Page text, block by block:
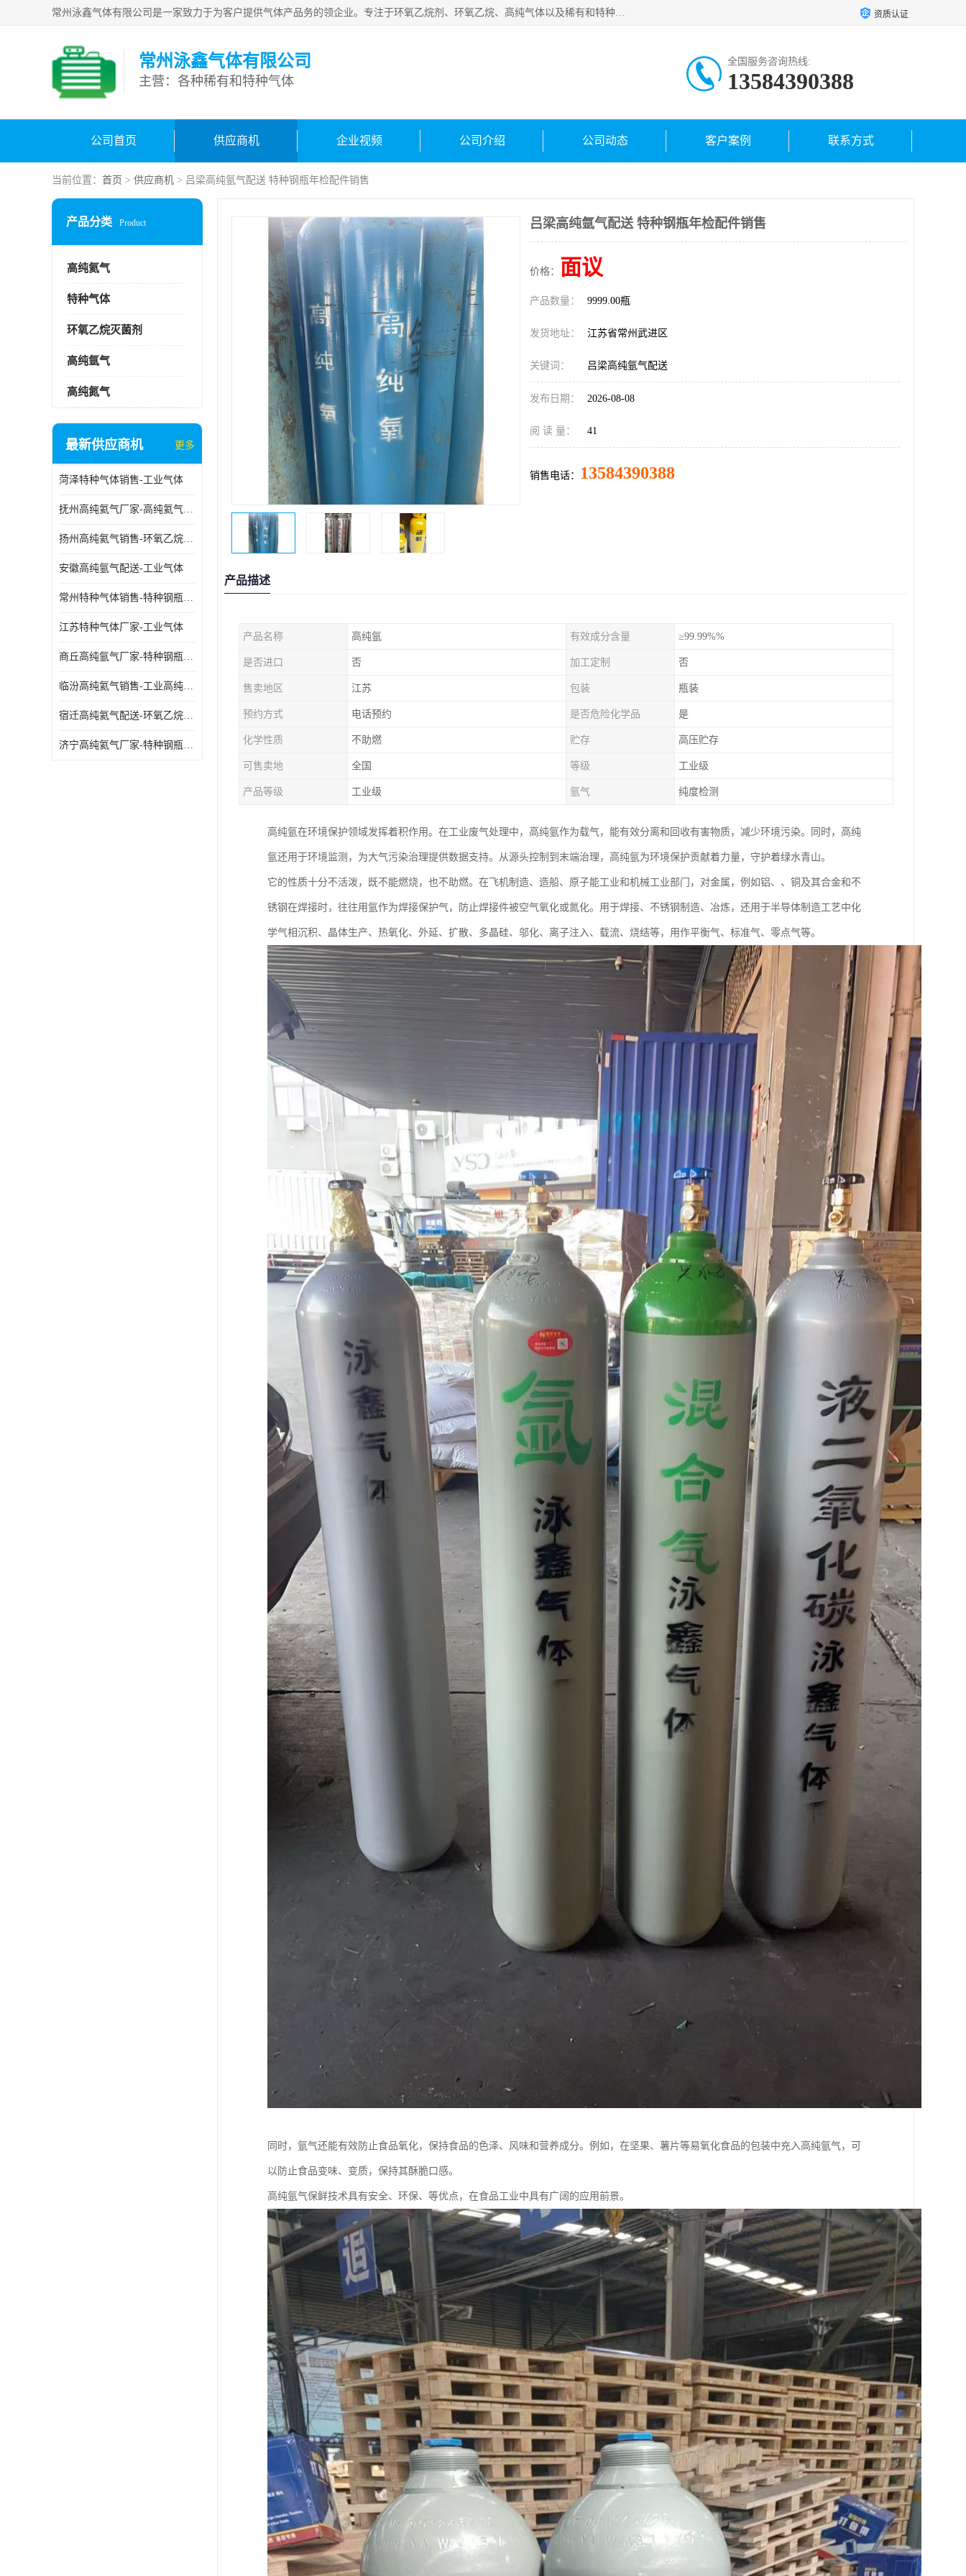
常州泳鑫气体有限公司是一家致力于为客户提供气体产品务的领企业。专注于环氧乙烷剂、环氧乙烷、高纯气体以及稀有和特种气体的研发、生产、销售和配送，产品广泛应用于医疗、电子、科研、化工、食品等多个领域。主要产品有：环氧乙烷灭菌剂，环氧乙烷，高纯氩，氮，氪，氙，氖，氘，笑，氦，氢，氧等各种稀有和特种气体。 资质认证
常州泳鑫气体有限公司
主营：各种稀有和特种气体
全国服务咨询热线:
13584390388
公司首页 供应商机 企业视频 公司介绍 公司动态 客户案例 联系方式
当前位置： 首页 > 供应商机 > 吕梁高纯氩气配送 特种钢瓶年检配件销售
产品分类 Product
高纯氦气
特种气体
环氧乙烷灭菌剂
高纯氩气
高纯氮气
最新供应商机 更多
菏泽特种气体销售-工业气体
抚州高纯氦气厂家-高纯氦气标准气体
扬州高纯氦气销售-环氧乙烷灭菌剂
安徽高纯氩气配送-工业气体
常州特种气体销售-特种钢瓶年检配件销售
江苏特种气体厂家-工业气体
商丘高纯氩气厂家-特种钢瓶年检配件销售
临汾高纯氦气销售-工业高纯氦气
宿迁高纯氦气配送-环氧乙烷灭菌剂
济宁高纯氦气厂家-特种钢瓶年检配件销售
吕梁高纯氩气配送 特种钢瓶年检配件销售
价格： 面议
产品数量： 9999.00瓶
发货地址： 江苏省常州武进区
关键词： 吕梁高纯氩气配送
发布日期： 2026-08-08
阅 读 量： 41
销售电话： 13584390388
产品描述
产品名称 高纯氩 有效成分含量 ≥99.99%%
是否进口 否 加工定制 否
售卖地区 江苏 包装 瓶装
预约方式 电话预约 是否危险化学品 是
化学性质 不助燃 贮存 高压贮存
可售卖地 全国 等级 工业级
产品等级 工业级 氩气 纯度检测
高纯氩在环境保护领域发挥着积作用。在工业废气处理中，高纯氩作为载气，能有效分离和回收有害物质，减少环境污染。同时，高纯
氩还用于环境监测，为大气污染治理提供数据支持。从源头控制到末端治理，高纯氩为环境保护贡献着力量，守护着绿水青山。
它的性质十分不活泼，既不能燃烧，也不助燃。在飞机制造、造船、原子能工业和机械工业部门，对金属，例如铝、、铜及其合金和不
锈钢在焊接时，往往用氩作为焊接保护气，防止焊接件被空气氧化或氮化。用于焊接、不锈钢制造、冶炼，还用于半导体制造工艺中化
学气相沉积、晶体生产、热氧化、外延、扩散、多晶硅、邬化、离子注入、载流、烧结等，用作平衡气、标准气、零点气等。
同时，氩气还能有效防止食品氧化，保持食品的色泽、风味和营养成分。例如，在坚果、薯片等易氧化食品的包装中充入高纯氩气，可
以防止食品变味、变质，保持其酥脆口感。
高纯氩气保鲜技术具有安全、环保、等优点，在食品工业中具有广阔的应用前景。